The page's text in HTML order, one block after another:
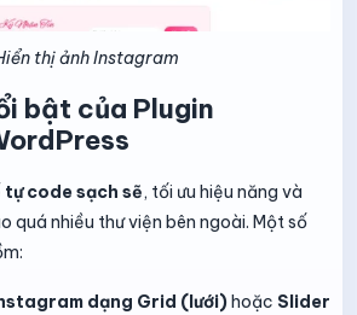
thị ảnh Instagram
bật của Plugin
tự code sạch sẽ, tối ưu hiệu năng và
quá nhiều thư viện bên ngoài. Một số
dạng Grid (lưới)hoặc Slider